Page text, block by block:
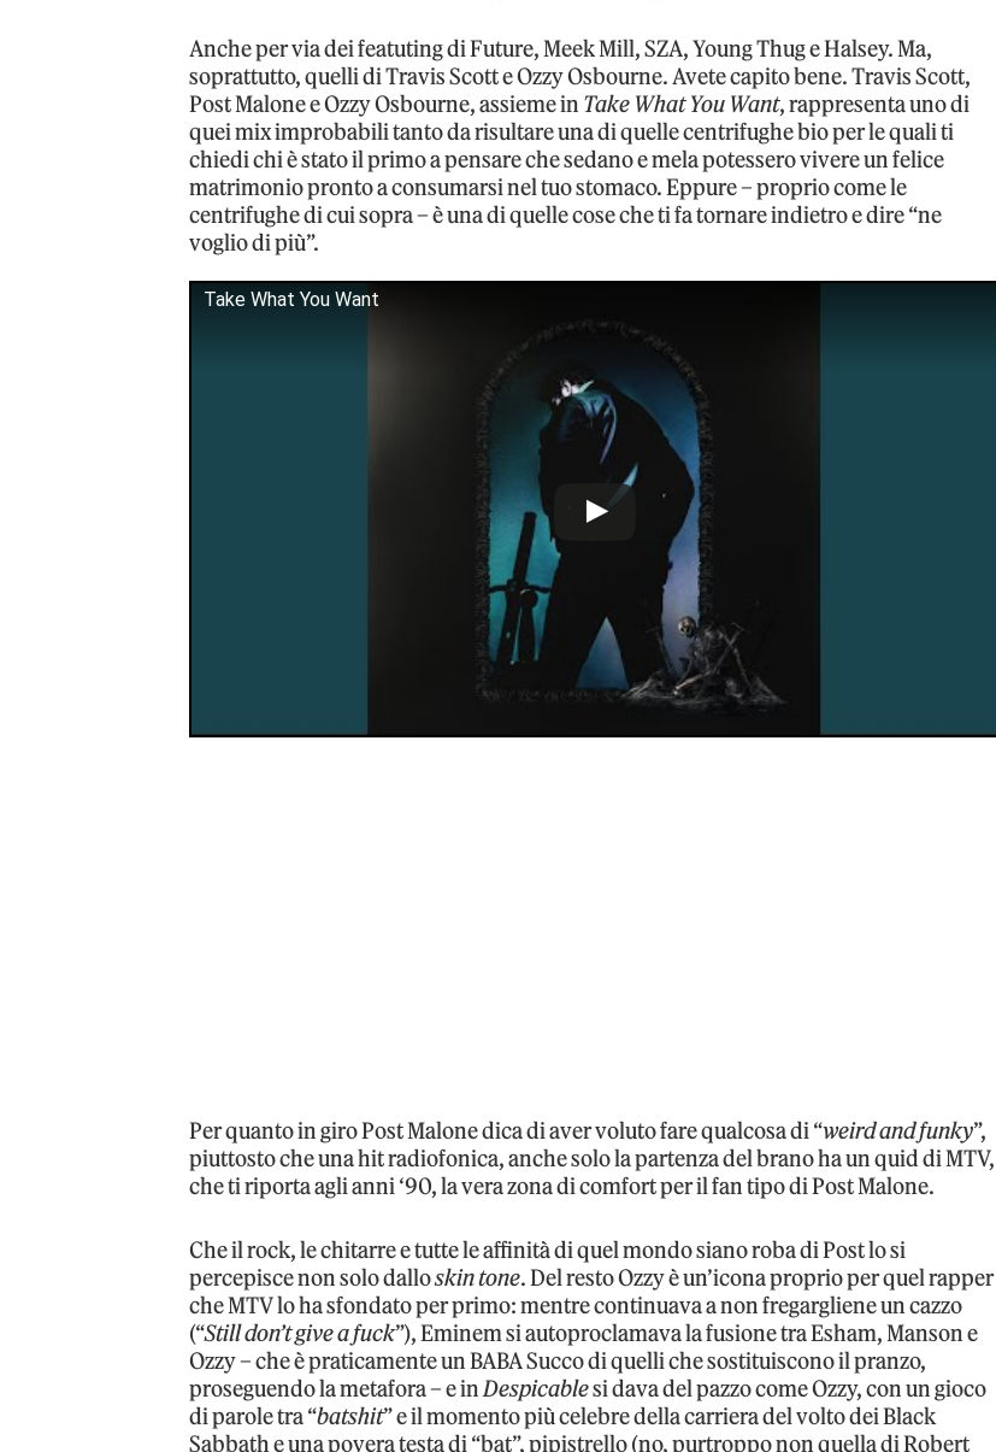
Anche per via dei featuting di Future, Meek Mill, SZA, Young Thug e Halsey. Ma,
soprattutto, quelli di Travis Scott e Ozzy Osbourne. Avete capito bene. Travis Scott,
Post Malone e Ozzy Osbourne, assieme in Take What You Want, rappresenta uno di
quei mix improbabili tanto da risultare una di quelle centrifughe bio per le quali ti
chiedi chi è stato il primo a pensare che sedano e mela potessero vivere un felice
matrimonio pronto a consumarsi nel tuo stomaco. Eppure – proprio come le
centrifughe di cui sopra – è una di quelle cose che ti fa tornare indietro e dire “ne
voglio di più”.
Take What You Want
Per quanto in giro Post Malone dica di aver voluto fare qualcosa di “weird and funky”,
piuttosto che una hit radiofonica, anche solo la partenza del brano ha un quid di MTV,
che ti riporta agli anni ‘90, la vera zona di comfort per il fan tipo di Post Malone.
Che il rock, le chitarre e tutte le affinità di quel mondo siano roba di Post lo si
percepisce non solo dalloskin tone. Del resto Ozzy è un’icona proprio per quel rapper
che MTV lo ha sfondato per primo: mentre continuava a non fregargliene un cazzo
(“Still don’t give a fuck”), Eminem si autoproclamava la fusione tra Esham, Manson e
Ozzy – che è praticamente un BABA Succo di quelli che sostituiscono il pranzo,
proseguendo la metafora – e inDespicablesi dava del pazzo come Ozzy, con un gioco
di parole tra “batshit” e il momento più celebre della carriera del volto dei Black
Sabbath e una povera testa di “bat”, pipistrello (no, purtroppo non quella di Robert